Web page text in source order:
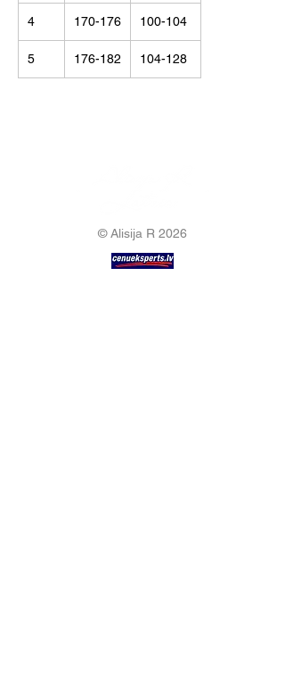
4 170-176 100-104
5 176-182 104-128
© Alisija R 2026